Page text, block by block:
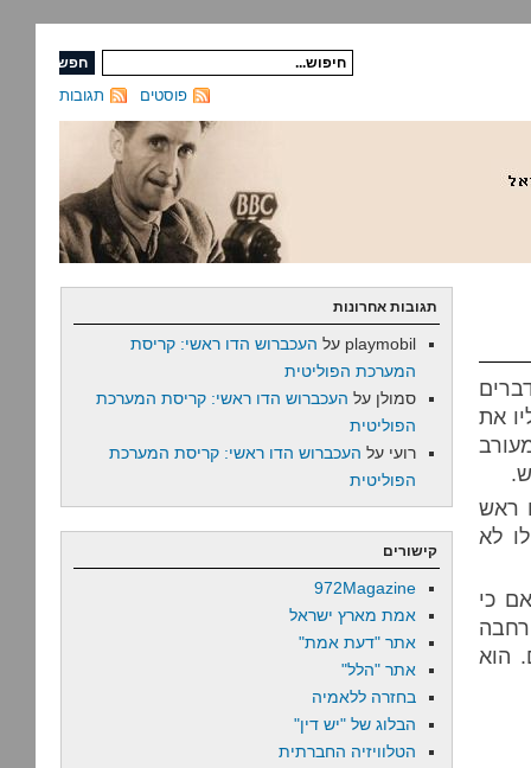
תגובות פוסטים
את
ראש
לא
כי
הוא
תגובות אחרונות
playmobil על העכברוש הדו ראשי: קריסת
המערכת הפוליטית
סמולן על העכברוש הדו ראשי: קריסת המערכת
הפוליטית
רועי על העכברוש הדו ראשי: קריסת המערכת
הפוליטית
קישורים
972Magazine
אמת מארץ ישראל
אתר "דעת אמת"
אתר "הלל"
בחזרה ללאמיה
הבלוג של "יש דין"
הטלוויזיה החברתית